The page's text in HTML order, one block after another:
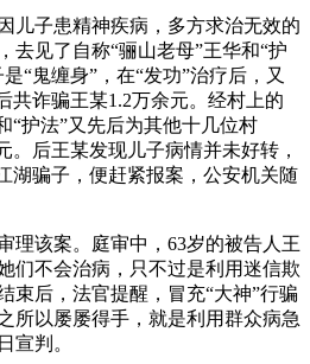
子患精神疾病，多方求治无效的
去见了自称“骊山老母”王华和“护
“鬼缠身”，在“发功”治疗后，又
共诈骗王某1.2万余元。经村上的
“护法”又先后为其他十几位村
。后王某发现儿子病情并未好转，
湖骗子，便赶紧报案，公安机关随
该案。庭审中，63岁的被告人王
们不会治病，只不过是利用迷信欺
束后，法官提醒，冒充“大神”行骗
所以屡屡得手，就是利用群众病急
宣判。